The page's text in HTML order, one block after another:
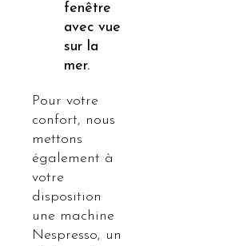
fenêtre
avec vue
sur la
mer.
Pour votre
confort, nous
mettons
également à
votre
disposition
une machine
Nespresso, un